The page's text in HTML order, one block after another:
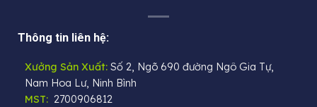
Thông tin liên hệ:
Xưởng Sản Xuất: Số 2, Ngõ 690 đường Ngô Gia Tự,
Nam Hoa Lư, Ninh Bình
MST: 2700906812